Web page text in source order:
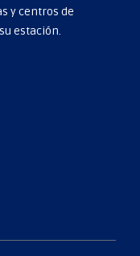
y centros de
estación.